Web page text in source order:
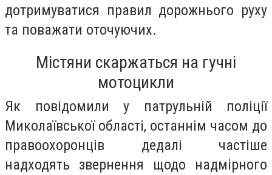
дотримуватися правил дорожнього руху
та поважати оточуючих.
Містяни скаржаться на гучні
мотоцикли
Як повідомили у патрульній поліції
Миколаївської області, останнім часом до
правоохоронців дедалі частіше
надходять звернення щодо надмірного